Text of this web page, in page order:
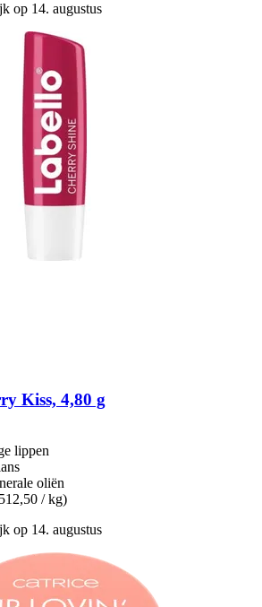
op 14. augustus
Kiss, 4,80 g
lippen
oliën
/ kg)
op 14. augustus